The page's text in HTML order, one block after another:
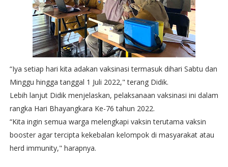
“Iya setiap hari kita adakan vaksinasi termasuk dihari Sabtu dan
Minggu hingga tanggal 1 Juli 2022," terang Didik.
Lebih lanjut Didik menjelaskan, pelaksanaan vaksinasi ini dalam
rangka Hari Bhayangkara Ke-76 tahun 2022.
“Kita ingin semua warga melengkapi vaksin terutama vaksin
booster agar tercipta kekebalan kelompok di masyarakat atau
herd immunity," harapnya.